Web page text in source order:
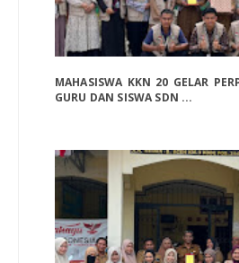
MAHASISWA KKN 20 GELAR
GURU DAN SISWA SDN ...